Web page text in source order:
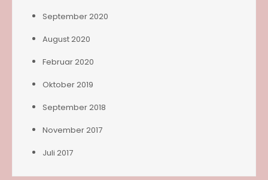
September 2020
August 2020
Februar 2020
Oktober 2019
September 2018
November 2017
Juli 2017